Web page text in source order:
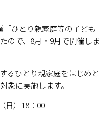
ひとり親家庭等の子ども
ので、8月・9月で開催しま
るひとり親家庭をはじめと
象に実施します。
日）18：00